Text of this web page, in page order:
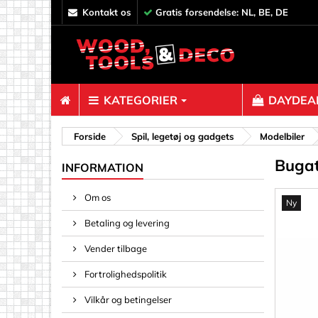
kontakt os Gratis forsendelse: NL, BE, DE
KATEGORIER
Bolte og
Clips,
Kroge,
Forside Spil, legetøj og gadgets Modelbiler
INFORMATION
Om os
Betaling og levering
Vender tilbage
Fortrolighedspolitik
Vilkår og betingelser
Ny